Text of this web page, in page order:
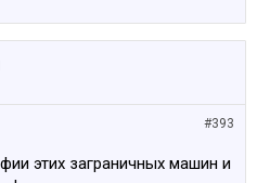
#393
этих заграничных машин и